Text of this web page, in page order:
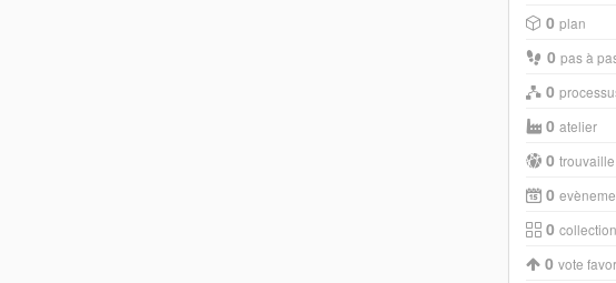
0 plan
0 pas à
0
0 atelier
0 trouvaille
0
0 collection
0 vote